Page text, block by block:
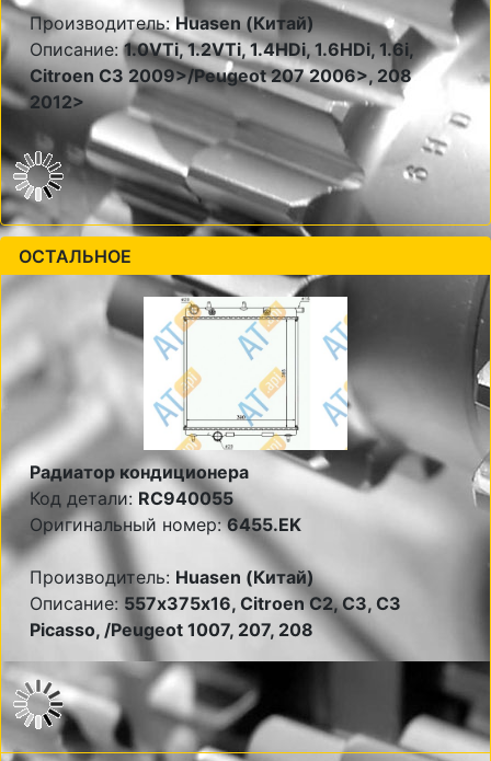
Производитель:Huasen (Китай)
Описание:1.0VTi, 1.2VTi, 1.4HDi, 1.6HDi, 1.6i,
Citroen C3 2009>/Peugeot 207 2006>, 208
2012>
ОСТАЛЬНОЕ
Радиатор кондиционера
Код детали: RC940055
Оригинальный номер:6455.EK
Производитель: Huasen (Китай)
Описание: 557х375х16, Citroen C2, C3, C3
Picasso, /Peugeot 1007, 207, 208